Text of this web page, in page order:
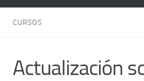
CURSOS
Actualización